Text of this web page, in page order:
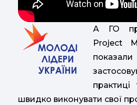
А ГО
Project
швидко виконувати свої